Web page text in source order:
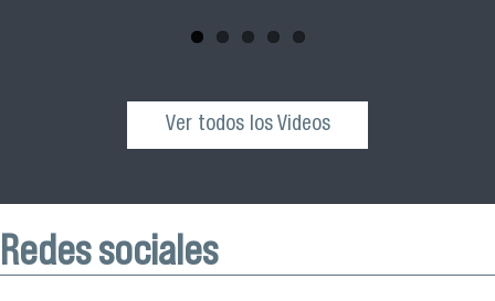
Ver todos los Videos
Redes sociales